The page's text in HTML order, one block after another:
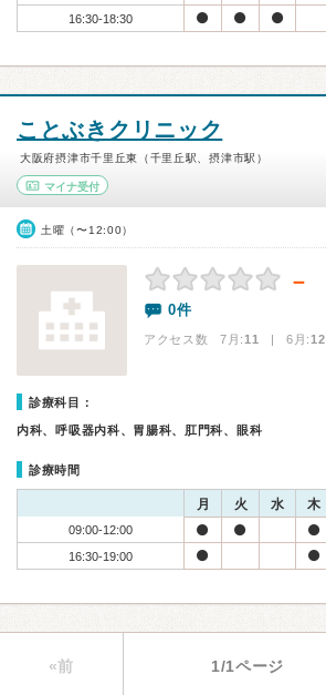
16:30-18:30
ことぶきクリニック
大阪府摂津市千里丘東（千里丘駅、摂津市駅）
マイナ受付
土曜（〜12:00）
－
0件
アクセス数 7月:11 | 6月:12
診療科目：
内科、呼吸器内科、胃腸科、肛門科、眼科
診療時間
月 火 水 木
09:00-12:00
16:30-19:00
«前 1/1ページ